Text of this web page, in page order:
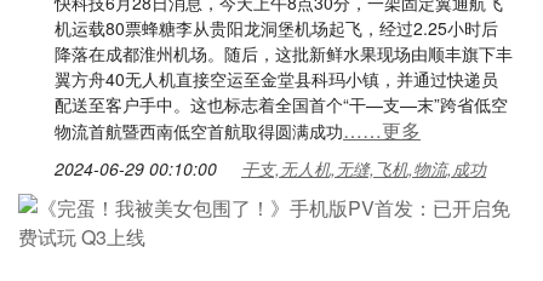
机运载80票蜂糖李从贵阳龙洞堡机场起飞，经过2.25小时后
降落在成都淮州机场。随后，这批新鲜水果现场由顺丰旗下丰
翼方舟40无人机直接空运至金堂县科玛小镇，并通过快递员
配送至客户手中。这也标志着全国首个“干—支—末”跨省低空
物流首航暨西南低空首航取得圆满成功……更多
2024-06-29 00:10:00 干支,无人机,无缝,飞机,物流,成功